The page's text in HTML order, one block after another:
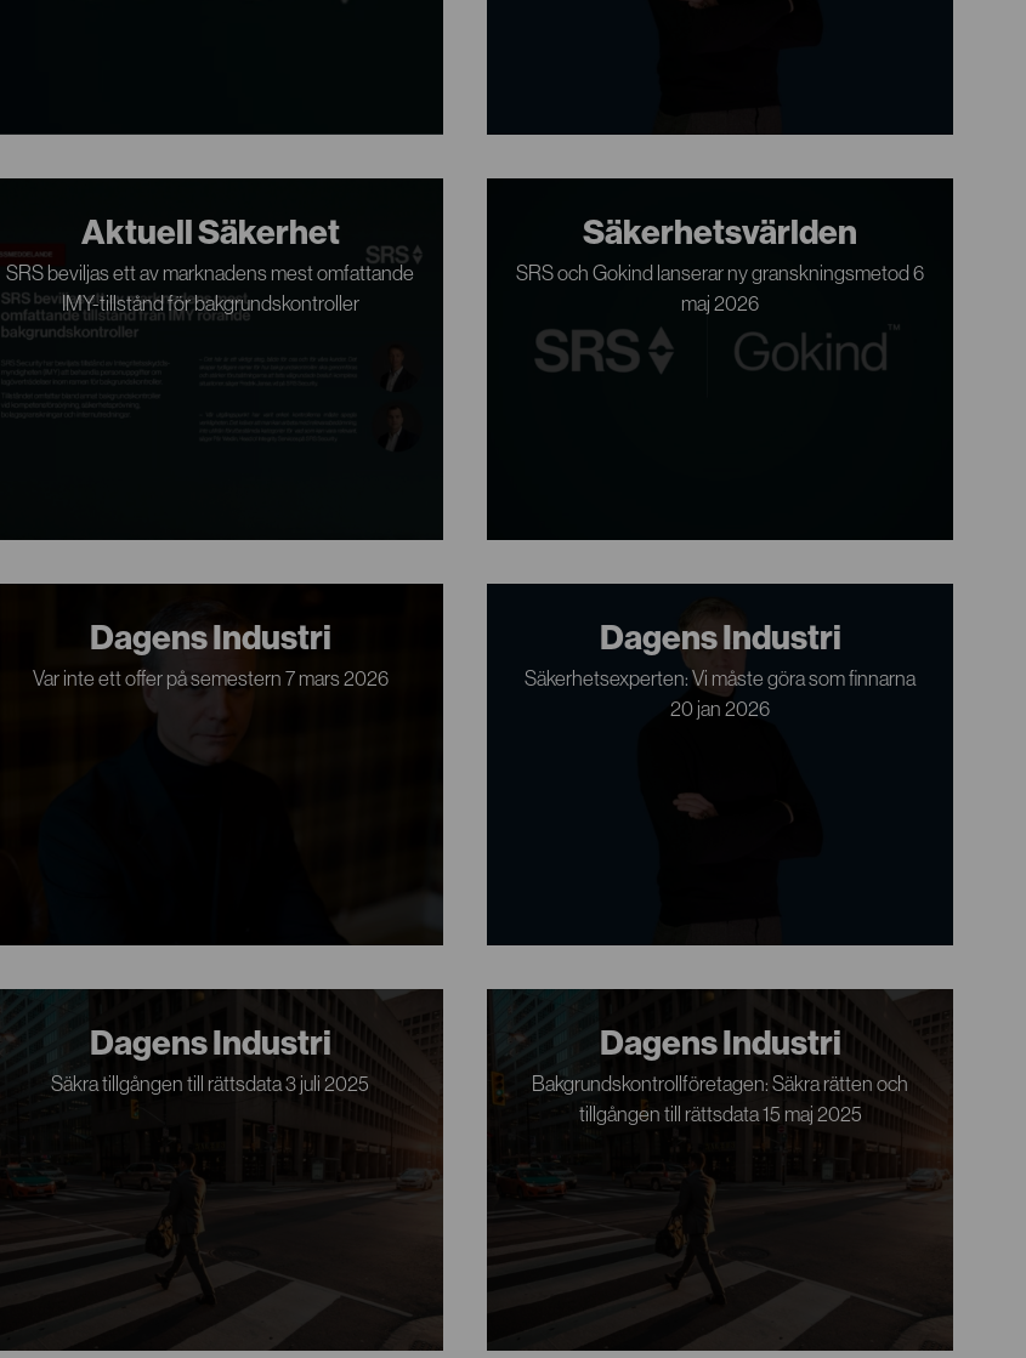
Aktuell Säkerhet
SRS beviljas ett av marknadens mest omfattande
IMY-tillstånd för bakgrundskontroller
Säkerhetsvärlden
SRS och Gokind lanserar ny granskningsmetod 6
maj 2026
Dagens Industri
Var inte ett offer på semestern 7 mars 2026
Dagens Industri
Säkerhetsexperten: Vi måste göra som finnarna
20 jan 2026
Dagens Industri
Säkra tillgången till rättsdata 3 juli 2025
Dagens Industri
Bakgrundskontrollföretagen: Säkra rätten och
tillgången till rättsdata 15 maj 2025